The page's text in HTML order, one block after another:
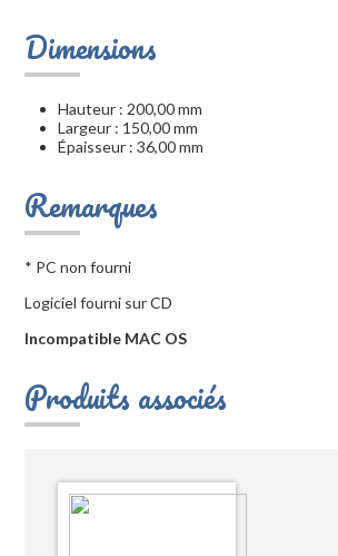
Dimensions
Hauteur : 200,00 mm
Largeur : 150,00 mm
Épaisseur : 36,00 mm
Remarques
* PC non fourni
Logiciel fourni sur CD
Incompatible MAC OS
Produits associés